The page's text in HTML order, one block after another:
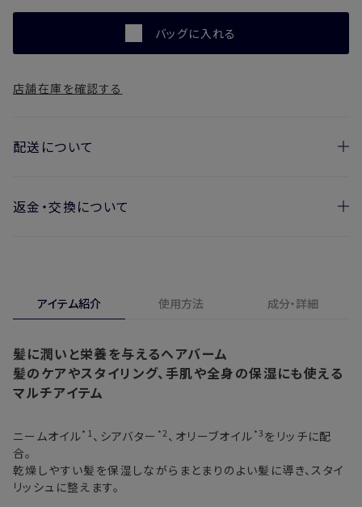
バッグに入れる
店舗在庫を確認する
配送について
お届け日の目安
※新製品（限定製品）は除きます。
※定期販売のお申し込みは、7日後以降の配送となります。
注文後、お届けまでにかかる日数の目安
北海道
東北・関東・中部・関西 2〜3日
中国・四国・九州 3〜4日
返金・交換について
合、期間内*であれば、返金・交換サービスをご利用いただけ
ます。
※ オンラインストアでご購入の場合、発送完了メールの翌日から10日
間。対象の直営店舗でご購入の場合、購入日の翌日から7日間
アイテム紹介 使用方法 成分・詳細
髪に潤いと栄養を与えるヘアバーム
髪のケアやスタイリング、手肌や全身の保湿にも使える
マルチアイテム
ニームオイル*1、シアバター *2、オリーブオイル *3 をリッチに配
合。
乾燥しやすい髪を保湿しながらまとまりのよい髪に導き、スタイ
リッシュに整えます。